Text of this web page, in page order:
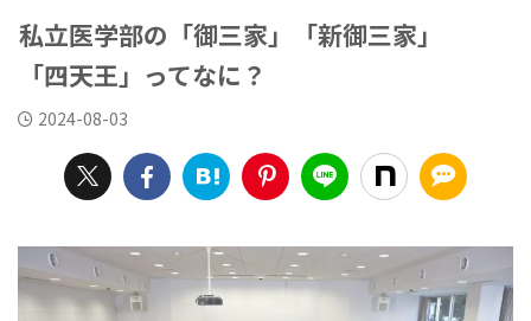
私立医学部の「御三家」「新御三家」
「四天王」ってなに？
2024-08-03